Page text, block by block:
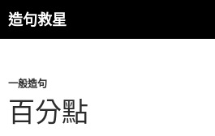
跳
至
內
容
造句救星
搜
尋
一般造句
百分點